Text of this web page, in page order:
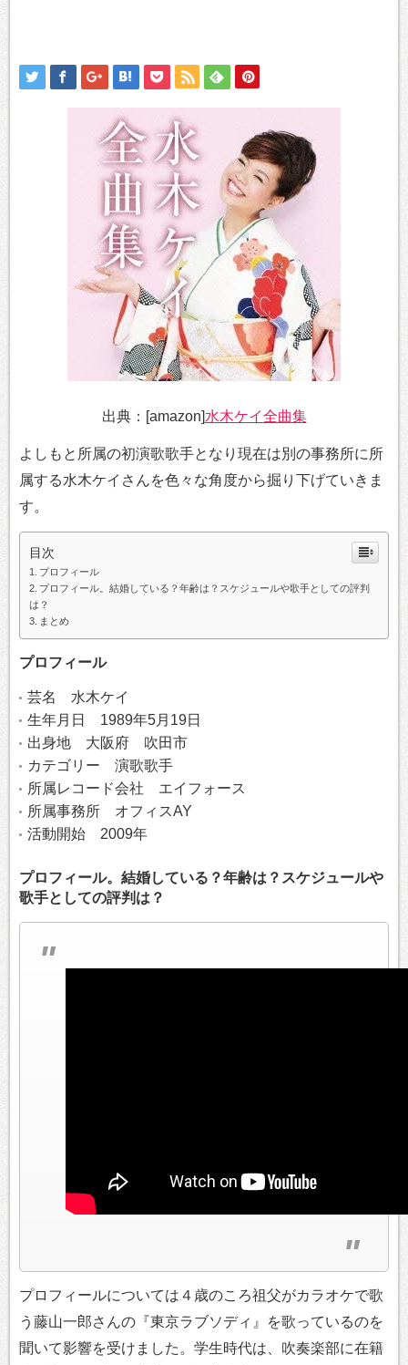
出典：[amazon]水木ケイ全曲集
よしもと所属の初演歌歌手となり現在は別の事務所に所
属する水木ケイさんを色々な角度から掘り下げていきま
す。
目次
プロフィール
プロフィール。結婚している？年齢は？スケジュールや歌手としての評判
は？
まとめ
プロフィール
芸名 水木ケイ
生年月日 1989年5月19日
出身地 大阪府 吹田市
カテゴリー 演歌歌手
所属レコード会社 エイフォース
所属事務所 オフィスAY
活動開始 2009年
プロフィール。結婚している？年齢は？スケジュールや
歌手としての評判は？
プロフィールについては４歳のころ祖父がカラオケで歌
う藤山一郎さんの『東京ラブソディ』を歌っているのを
聞いて影響を受けました。学生時代は、吹奏楽部に在籍